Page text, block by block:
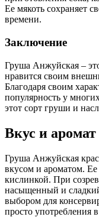
Ее мякоть сохраняет
времени.
Заключение
Груша Анжуйская –
нравится своим
Благодаря своим
популярность у
этот сорт груши и
Вкус и аромат
Груша Анжуйская
вкусом и ароматом. Ее
кислинкой. При
насыщенный и
выбором для
просто употребления